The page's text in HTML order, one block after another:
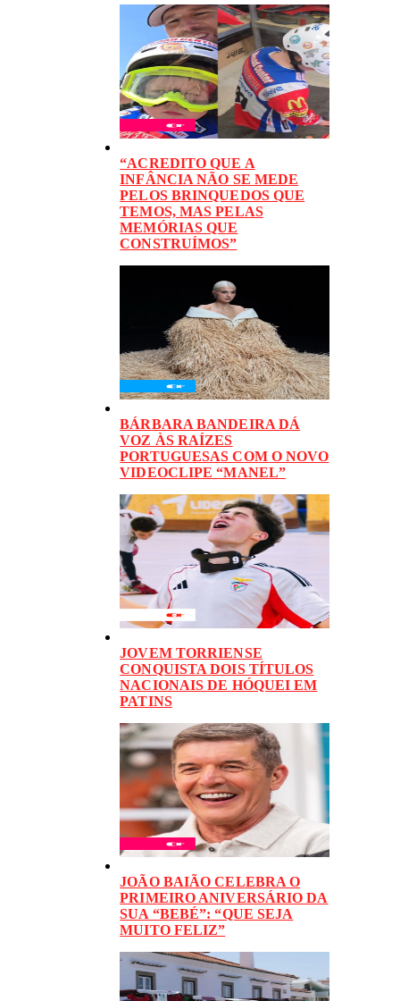
“ACREDITO QUE A
INFÂNCIA NÃO SE MEDE
PELOS BRINQUEDOS QUE
TEMOS, MAS PELAS
MEMÓRIAS QUE
CONSTRUÍMOS”
BÁRBARA BANDEIRA DÁ
VOZ ÀS RAÍZES
PORTUGUESAS COM O NOVO
VIDEOCLIPE “MANEL”
JOVEM TORRIENSE
CONQUISTA DOIS TÍTULOS
NACIONAIS DE HÓQUEI EM
PATINS
JOÃO BAIÃO CELEBRA O
PRIMEIRO ANIVERSÁRIO DA
SUA “BEBÉ”: “QUE SEJA
MUITO FELIZ”